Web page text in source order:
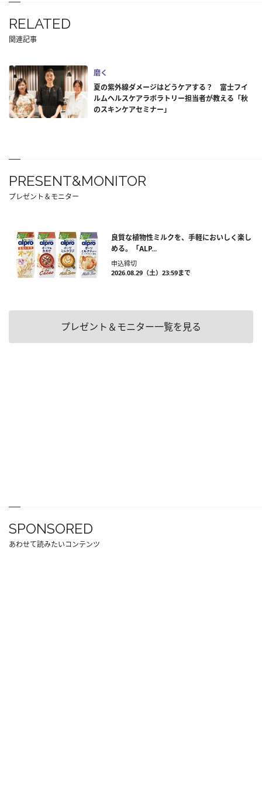
RELATED
関連記事
磨く
夏の紫外線ダメージはどうケアする？ 富士フイ
ルムヘルスケアラボラトリー担当者が教える「秋
のスキンケアセミナー」
PRESENT&MONITOR
プレゼント＆モニター
良質な植物性ミルクを、手軽においしく楽し
める。「ALP...
申込締切
2026.08.29（土）23:59まで
プレゼント＆モニター一覧を見る
SPONSORED
あわせて読みたいコンテンツ